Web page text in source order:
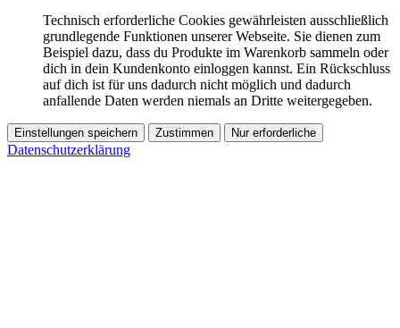
Technisch erforderliche Cookies gewährleisten ausschließlich
grundlegende Funktionen unserer Webseite. Sie dienen zum
Beispiel dazu, dass du Produkte im Warenkorb sammeln oder
dich in dein Kundenkonto einloggen kannst. Ein Rückschluss
auf dich ist für uns dadurch nicht möglich und dadurch
anfallende Daten werden niemals an Dritte weitergegeben.
Einstellungen speichern Zustimmen Nur erforderliche
Datenschutzerklärung